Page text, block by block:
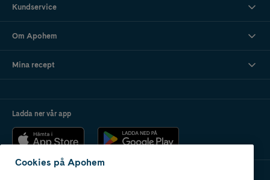
Kundservice
Om Apohem
Mina recept
Ladda ner vår app
Cookies på Apohem